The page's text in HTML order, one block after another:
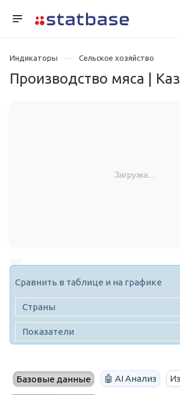
Индикаторы Сельское хозяйство
Производство мяса |
Загрузка...
Сравнить в таблице и на графике
Базовые данные 🤖 AI Анализ